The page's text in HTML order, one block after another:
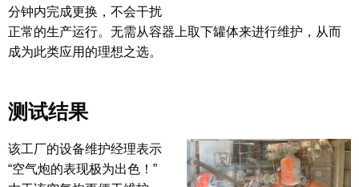
分钟内完成更换，不会干扰
正常的生产运行。无需从容器上取下罐体来进行维护，从而
成为此类应用的理想之选。
测试结果
该工厂的设备维护经理表示
“空气炮的表现极为出色！”